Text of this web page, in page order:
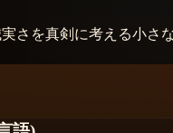
さを真剣に考える小さ